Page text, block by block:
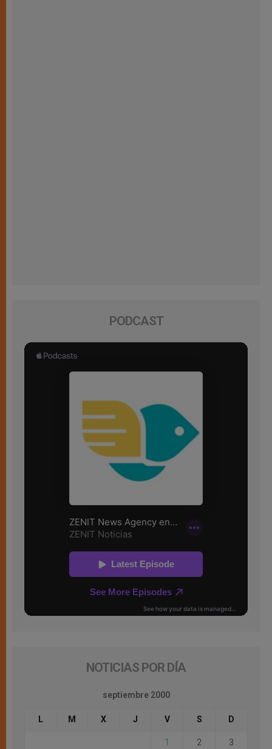
PODCAST
NOTICIAS POR DÍA
septiembre 2000
L M X J V S D
1 2 3